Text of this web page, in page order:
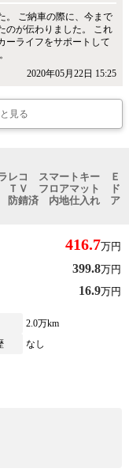
。 ご納車の際に、今まで
のが伝わりました。 これ
ーライフをサポートして
2020年05月22日 15:25
見る
レコ スマートキー Ｅ
ＴＶ フロアマット ド
防錆済 内地仕入れ ア
416.7万円
399.8万円
16.9万円
2.0万km
なし